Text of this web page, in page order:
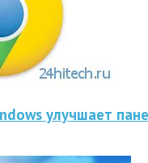
улучшает